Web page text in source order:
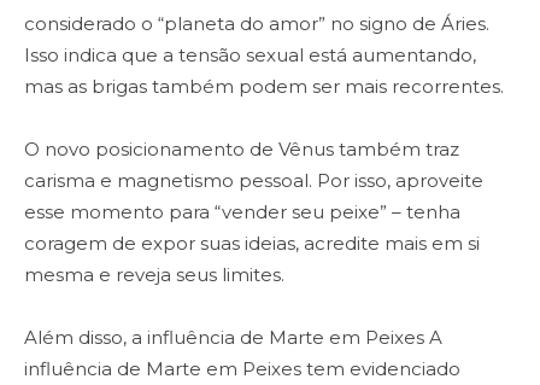
considerado o “planeta do amor” no signo de Áries.
Isso indica que a tensão sexual está aumentando,
mas as brigas também podem ser mais recorrentes.
O novo posicionamento de Vênus também traz
carisma e magnetismo pessoal. Por isso, aproveite
esse momento para “vender seu peixe” – tenha
coragem de expor suas ideias, acredite mais em si
mesma e reveja seus limites.
Além disso, a influência de Marte em Peixes A
influência de Marte em Peixes tem evidenciado